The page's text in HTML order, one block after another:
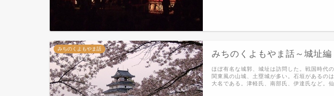
みちのくよもやま話
みちのくよもやま話～城址編
ほぼ有名な城郭、城址は訪問した。戦国時代
関東風の山城、土塁城が多い。石垣があるの
大名である。津軽氏、南部氏、伊達氏など。